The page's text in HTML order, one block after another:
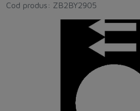
Cod produs: ZB2BY2905